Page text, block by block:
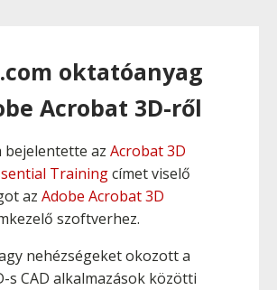
oktatóanyag
Acrobat 3D-ről
bejelentette az Acrobat 3D
Trainingcímet viselő
az Adobe Acrobat 3D
szoftverhez.
nehézségeket okozott a
s CAD alkalmazások közötti